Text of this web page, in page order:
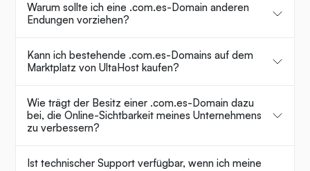
Warum sollte ich eine .com.es-Domain anderen
Endungen vorziehen?
Kann ich bestehende .com.es-Domains auf dem
Marktplatz von UltaHost kaufen?
Wie trägt der Besitz einer .com.es-Domain dazu
bei, die Online-Sichtbarkeit meines Unternehmens
zu verbessern?
Ist technischer Support verfügbar, wenn ich meine